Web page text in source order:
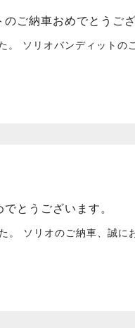
ご納車おめでとうござ
。 ソリオバンディットの
とうございます。
。 ソリオのご納車、誠